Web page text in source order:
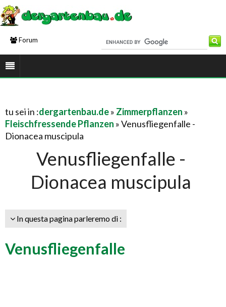
Forum
tu sei in :dergartenbau.de» Zimmerpflanzen »
Fleischfressende Pflanzen » Venusfliegenfalle -
Dionacea muscipula
Venusfliegenfalle -
Dionacea muscipula
In questa pagina parleremo di :
Venusfliegenfalle